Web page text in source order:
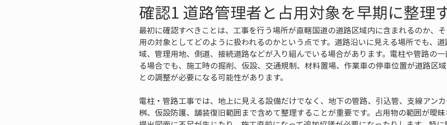
確認1 道路管理者と占用対象を早期に整理
最初に確認すべきことは、工事を行う場所が直轄国道の道路区域内に含まれるのか、
用の対象としてどのように扱われるのかという点です。道路沿いに見える場所でも、
域、管理用地、側道、接続道路などが入り組んでいる場合があります。電柱や管路の
る場合でも、施工時の掘削、仮設、交通規制、材料置場、作業車の停車位置が道路区
との調整が必要になる可能性があります。
電柱・管路工事では、地上に見える設備だけでなく、地下の管路、引込管、支線アン
桝、仮設防護、舗装復旧範囲まで含めて整理することが重要です。占用物の範囲が曖昧